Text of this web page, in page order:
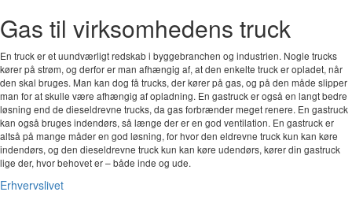
Gas til virksomhedens truck
En truck er et uundværligt redskab i byggebranchen og industrien. Nogle trucks
kører på strøm, og derfor er man afhængig af, at den enkelte truck er opladet, når
den skal bruges. Man kan dog få trucks, der kører på gas, og på den måde slipper
man for at skulle være afhængig af opladning. En gastruck er også en langt bedre
løsning end de dieseldrevne trucks, da gas forbrænder meget renere. En gastruck
kan også bruges indendørs, så længe der er en god ventilation. En gastruck er
altså på mange måder en god løsning, for hvor den eldrevne truck kun kan køre
indendørs, og den dieseldrevne truck kun kan køre udendørs, kører din gastruck
lige der, hvor behovet er – både inde og ude.
Erhvervslivet